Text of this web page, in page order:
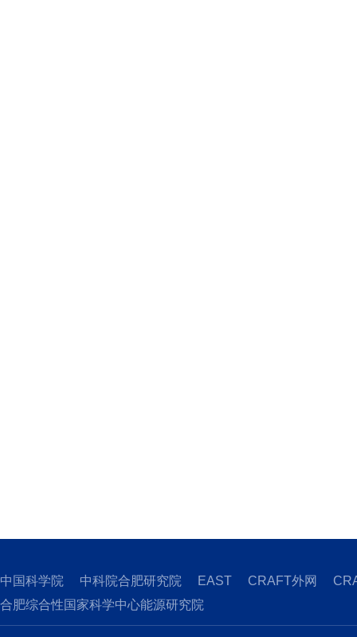
中国科学院 中科院合肥研究院 EAST CRAFT外网
合肥综合性国家科学中心能源研究院